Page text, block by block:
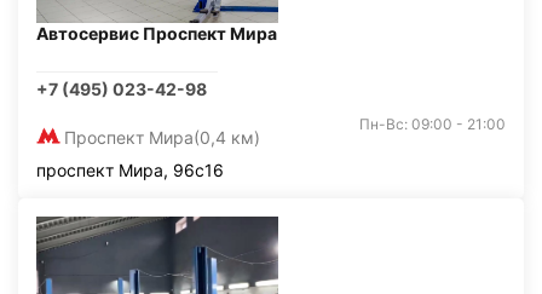
Автосервис Проспект Мира
+7 (495) 023-42-98
Проспект Мира(0,4 км)
Пн-Вс: 09:00 - 21:00
проспект Мира, 96с16